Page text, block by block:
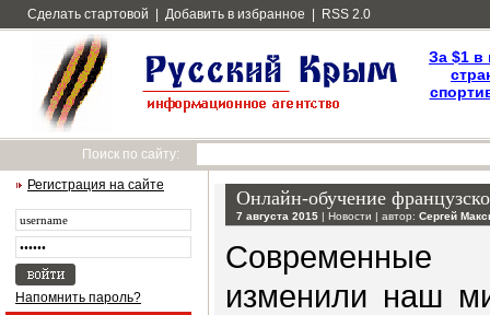
Сделать стартовой Добавить в избранное RSS 2.0
За $1 в
Поиск по сайту:
Регистрация на сайте
Напомнить пароль?
Онлайн-обучение
7 августа 2015 | Новости | автор: Сергей
Современные
изменили наш